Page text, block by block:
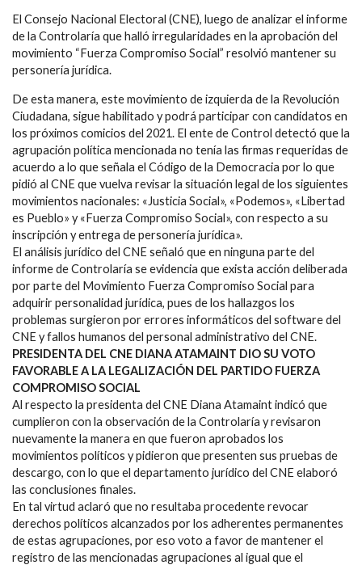
El Consejo Nacional Electoral (CNE), luego de analizar el informe
de la Controlaría que halló irregularidades en la aprobación del
movimiento “Fuerza Compromiso Social” resolvió mantener su
personería jurídica.
De esta manera, este movimiento de izquierda de la Revolución
Ciudadana, sigue habilitado y podrá participar con candidatos en
los próximos comicios del 2021. El ente de Control detectó que la
agrupación política mencionada no tenía las firmas requeridas de
acuerdo a lo que señala el Código de la Democracia por lo que
pidió al CNE que vuelva revisar la situación legal de los siguientes
movimientos nacionales: «Justicia Social», «Podemos», «Libertad
es Pueblo» y «Fuerza Compromiso Social», con respecto a su
inscripción y entrega de personería jurídica».
El análisis jurídico del CNE señaló que en ninguna parte del
informe de Controlaría se evidencia que exista acción deliberada
por parte del Movimiento Fuerza Compromiso Social para
adquirir personalidad jurídica, pues de los hallazgos los
problemas surgieron por errores informáticos del software del
CNE y fallos humanos del personal administrativo del CNE.
PRESIDENTA DEL CNE DIANA ATAMAINT DIO SU VOTO
FAVORABLE A LA LEGALIZACIÓN DEL PARTIDO FUERZA
COMPROMISO SOCIAL
Al respecto la presidenta del CNE Diana Atamaint indicó que
cumplieron con la observación de la Controlaría y revisaron
nuevamente la manera en que fueron aprobados los
movimientos políticos y pidieron que presenten sus pruebas de
descargo, con lo que el departamento jurídico del CNE elaboró
las conclusiones finales.
En tal virtud aclaró que no resultaba procedente revocar
derechos políticos alcanzados por los adherentes permanentes
de estas agrupaciones, por eso voto a favor de mantener el
registro de las mencionadas agrupaciones al igual que el